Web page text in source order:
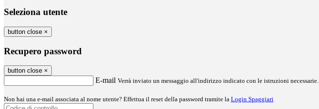
Seleziona utente
button close ×
Recupero password
button close ×
E-mail Verrà inviato un messaggio all'indirizzo indicato con le istruzioni necessarie.
Non hai una e-mail associata al nome utente? Effettua il reset della password tramite la Login Spaggiari